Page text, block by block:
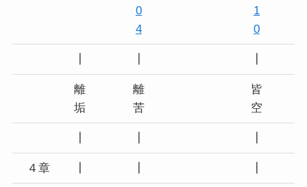
0
4
1
0
離
垢
離
苦
皆
空
４章